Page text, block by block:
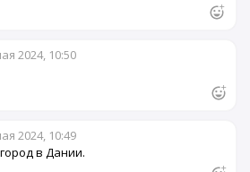
2024, 10:50
2024, 10:49
в Дании.